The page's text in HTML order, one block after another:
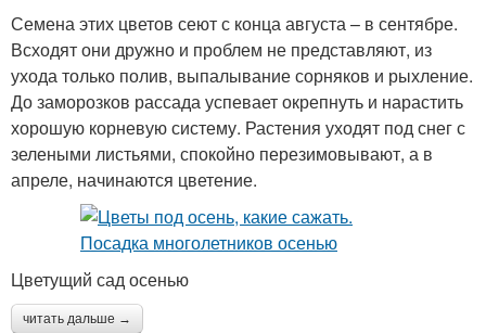
Семена этих цветов сеют с конца августа – в сентябре.
Всходят они дружно и проблем не представляют, из
ухода только полив, выпалывание сорняков и рыхление.
До заморозков рассада успевает окрепнуть и нарастить
хорошую корневую систему. Растения уходят под снег с
зелеными листьями, спокойно перезимовывают, а в
апреле, начинаются цветение.
Цветущий сад осенью
читать дальше →